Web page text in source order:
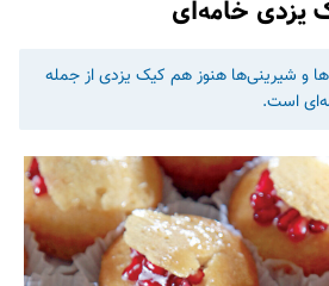
یزدی خامه‌ای
و شیرینی‌ها هنوز هم کیک یزدی از جمله
است.